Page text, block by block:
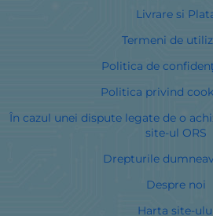
Livrare si
Termeni de
Politica de
Politica privind
În cazul unei dispute legate de o
site-ul ORS
Drepturile
Despre noi
Harta site-